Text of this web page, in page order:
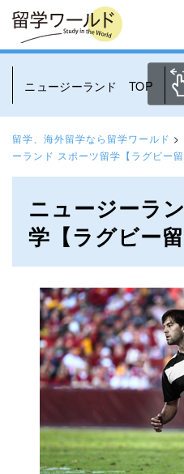
ニュージーランド TOP
留学、海外留学なら留学ワールド >
ーランド スポーツ留学【ラグビー留
ニュージーラ
学【ラグビー留